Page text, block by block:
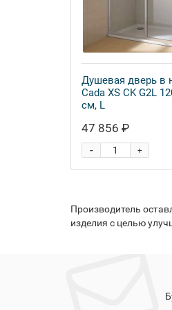
Душевая дверь в
Cada XS CK G2L
см, L
47 856 ₽
+
-
Производитель
изделия с целью